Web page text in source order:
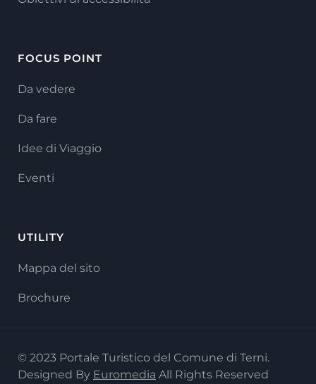
FOCUS POINT
Da vedere
Da fare
Idee di Viaggio
Eventi
UTILITY
Mappa del sito
Brochure
© 2023 Portale Turistico del Comune di Terni.
Designed By Euromedia All Rights Reserved